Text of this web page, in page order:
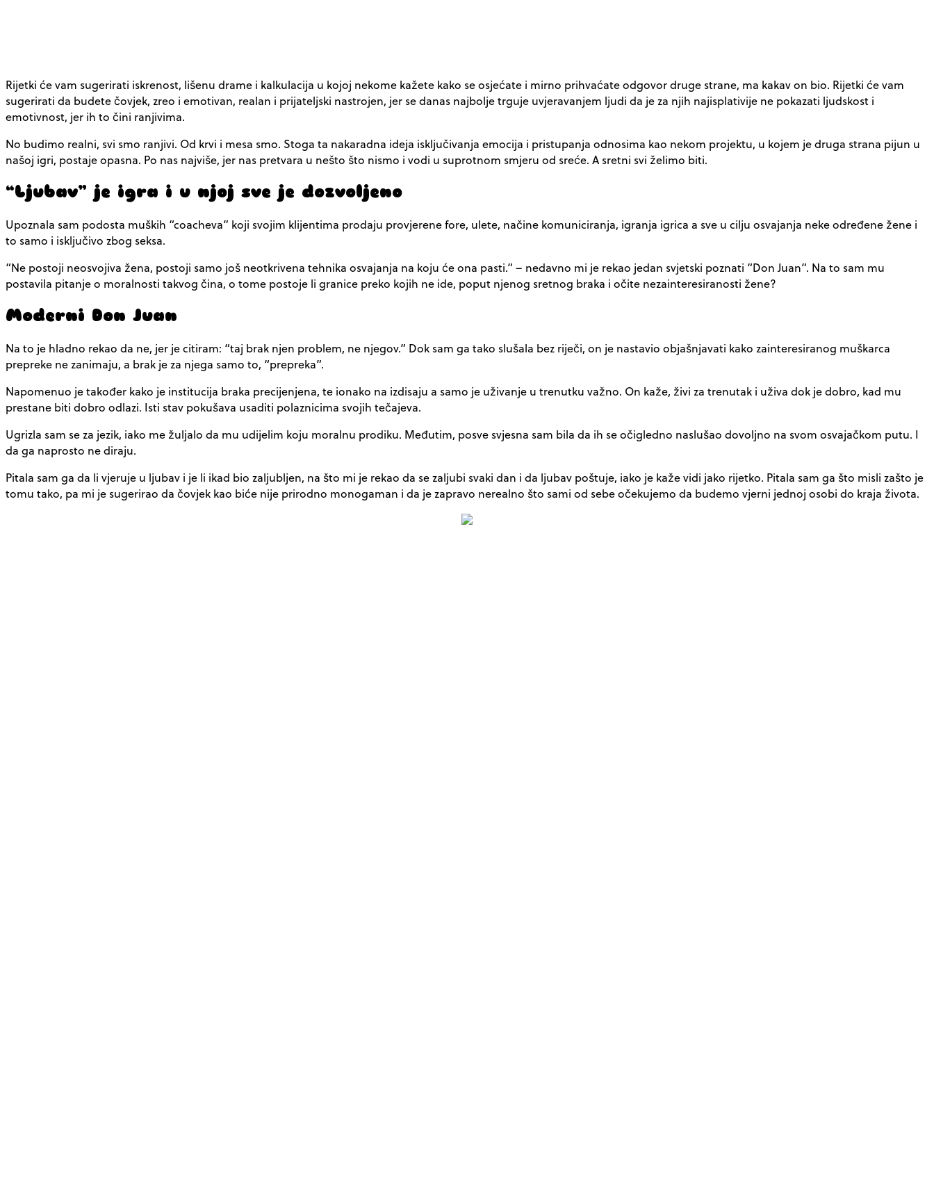
Rijetki će vam sugerirati iskrenost, lišenu drame i kalkulacija u kojoj nekome kažete kako se osjećate i mirno prihvaćate odgovor druge strane, ma kakav on bio. Rijetki će vam
sugerirati da budete čovjek, zreo i emotivan, realan i prijateljski nastrojen, jer se danas najbolje trguje uvjeravanjem ljudi da je za njih najisplativije ne pokazati ljudskost i
emotivnost, jer ih to čini ranjivima.
No budimo realni, svi smo ranjivi. Od krvi i mesa smo. Stoga ta nakaradna ideja isključivanja emocija i pristupanja odnosima kao nekom projektu, u kojem je druga strana pijun u
našoj igri, postaje opasna. Po nas najviše, jer nas pretvara u nešto što nismo i vodi u suprotnom smjeru od sreće. A sretni svi želimo biti.
“Ljubav” je igra i u njoj sve je dozvoljeno
Upoznala sam podosta muških “coacheva” koji svojim klijentima prodaju provjerene fore, ulete, načine komuniciranja, igranja igrica a sve u cilju osvajanja neke određene žene i
to samo i isključivo zbog seksa.
“Ne postoji neosvojiva žena, postoji samo još neotkrivena tehnika osvajanja na koju će ona pasti.” – nedavno mi je rekao jedan svjetski poznati “Don Juan”. Na to sam mu
postavila pitanje o moralnosti takvog čina, o tome postoje li granice preko kojih ne ide, poput njenog sretnog braka i očite nezainteresiranosti žene?
Moderni Don Juan
Na to je hladno rekao da ne, jer je citiram: “taj brak njen problem, ne njegov.” Dok sam ga tako slušala bez riječi, on je nastavio objašnjavati kako zainteresiranog muškarca
prepreke ne zanimaju, a brak je za njega samo to, “prepreka”.
Napomenuo je također kako je institucija braka precijenjena, te ionako na izdisaju a samo je uživanje u trenutku važno. On kaže, živi za trenutak i uživa dok je dobro, kad mu
prestane biti dobro odlazi. Isti stav pokušava usaditi polaznicima svojih tečajeva.
Ugrizla sam se za jezik, iako me žuljalo da mu udijelim koju moralnu prodiku. Međutim, posve svjesna sam bila da ih se očigledno naslušao dovoljno na svom osvajačkom putu. I
da ga naprosto ne diraju.
Pitala sam ga da li vjeruje u ljubav i je li ikad bio zaljubljen, na što mi je rekao da se zaljubi svaki dan i da ljubav poštuje, iako je kaže vidi jako rijetko. Pitala sam ga što misli zašto je
tomu tako, pa mi je sugerirao da čovjek kao biće nije prirodno monogaman i da je zapravo nerealno što sami od sebe očekujemo da budemo vjerni jednoj osobi do kraja života.